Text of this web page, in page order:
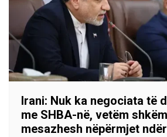
Irani: Nuk ka negociata të
me SHBA-në, vetëm
mesazhesh nëpërmjet